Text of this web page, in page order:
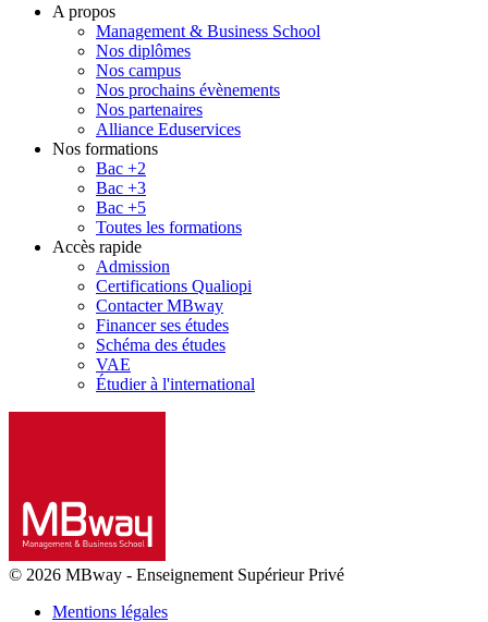
A propos
Management & Business School
Nos diplômes
Nos campus
Nos prochains évènements
Nos partenaires
Alliance Eduservices
Nos formations
Bac +2
Bac +3
Bac +5
Toutes les formations
Accès rapide
Admission
Certifications Qualiopi
Contacter MBway
Financer ses études
Schéma des études
VAE
Étudier à l'international
© 2026 MBway - Enseignement Supérieur Privé
Mentions légales